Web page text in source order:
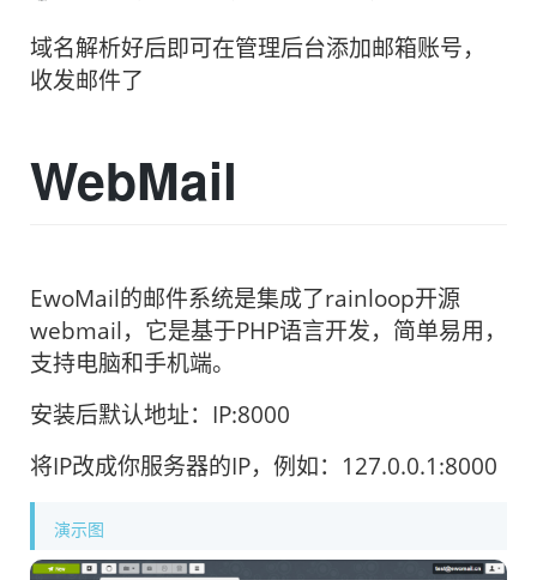
域名解析好后即可在管理后台添加邮箱账号，
收发邮件了
WebMail
EwoMail的邮件系统是集成了rainloop开源
webmail，它是基于PHP语言开发，简单易用，
支持电脑和手机端。
安装后默认地址：IP:8000
将IP改成你服务器的IP，例如：127.0.0.1:8000
演示图